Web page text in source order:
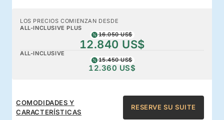
LOS PRECIOS COMIENZAN DESDE
ALL-INCLUSIVE PLUS
16.050 US$
12.840 US$
ALL-INCLUSIVE
15.450 US$
12.360 US$
COMODIDADES Y
CARACTERÍSTICAS
RESERVE SU SUITE